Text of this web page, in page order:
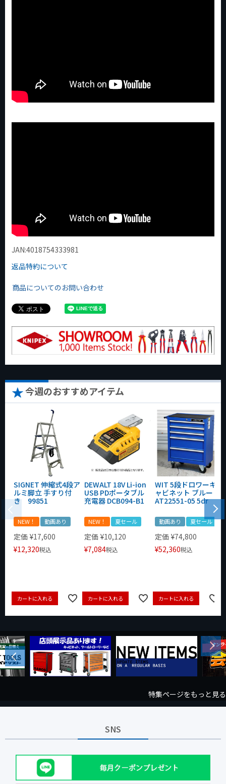
JAN:4018754333981
返品特約について
商品についてのお問い合わせ
今週のおすすめアイテム
SIGNET 伸縮式4段ア
ルミ脚立 手すり付
き 99851
NEW！ 動画あり
定価 ¥17,600
¥12,320税込
カートに入れる
DEWALT 18V Li-ion
USB PDポータブル
充電器 DCB094-B1
NEW！ 夏セール
定価 ¥10,120
¥7,084税込
カートに入れる
WIT 5段ドロワーキ
ャビネット ブルー
AT22551-05 5dr
動画あり 夏セール
定価 ¥74,800
¥52,360税込
カートに入れる
Previous
Next
特集ページをもっと見る
SNS